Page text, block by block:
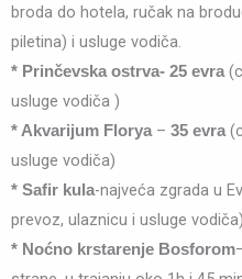
broda do hotela, ručak na
piletina) i usluge vodiča.
* Prinčevska ostrva- 25 evra
usluge vodiča )
* Akvarijum Florya– 35 evra
usluge vodiča)
* Safir kula-najveća zgrada u
prevoz, ulaznicu i usluge vodiča)
* Noćno krstarenje Bosforom